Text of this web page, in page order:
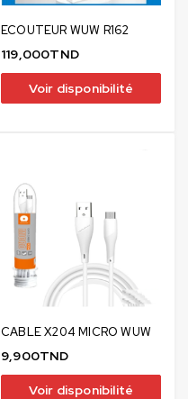
ECOUTEUR WUW R162
119,000TND
Voir disponibilité
CABLE X204 MICRO WUW
9,900TND
Voir disponibilité